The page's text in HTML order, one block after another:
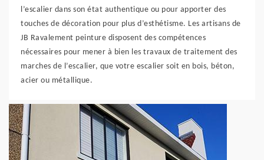
l’escalier dans son état authentique ou pour apporter des
touches de décoration pour plus d’esthétisme. Les artisans de
JB Ravalement peinture disposent des compétences
nécessaires pour mener à bien les travaux de traitement des
marches de l’escalier, que votre escalier soit en bois, béton,
acier ou métallique.